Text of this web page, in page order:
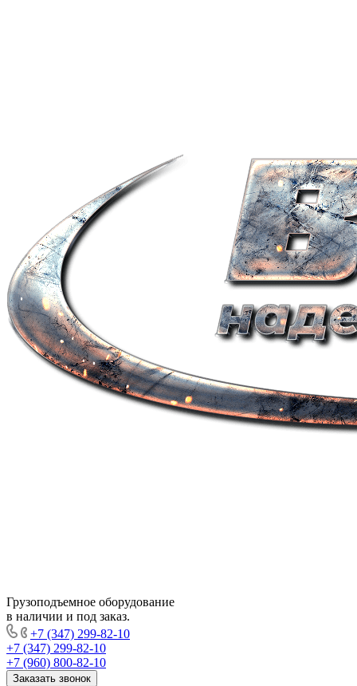
Грузоподъемное оборудование
в наличии и под заказ.
+7 (347) 299-82-10
+7 (347) 299-82-10
+7 (960) 800-82-10
Заказать звонок